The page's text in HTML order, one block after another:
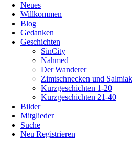
überspringen
Neues
Willkommen
Blog
Gedanken
Geschichten
SinCity
Nahmed
Der Wanderer
Zimtschnecken und Salmiak
Kurzgeschichten 1-20
Kurzgeschichten 21-40
Bilder
Mitglieder
Suche
Neu Registrieren